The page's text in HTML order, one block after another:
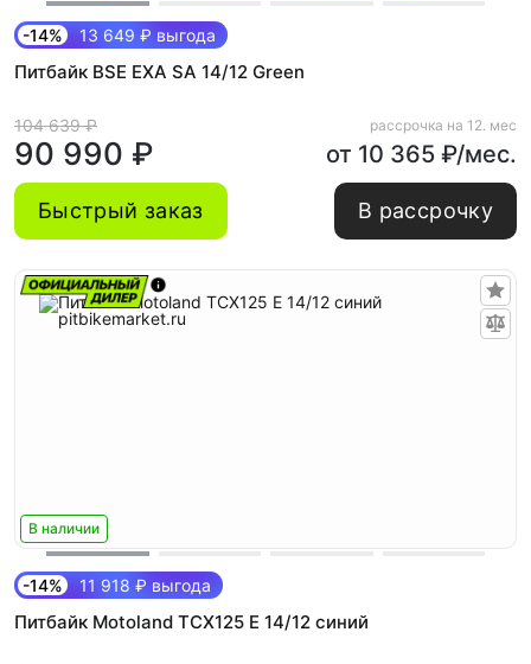
-14% 13 649 ₽ выгода
Питбайк BSE EXA SA 14/12 Green
104 639 ₽
90 990 ₽
рассрочка на 12. мес
от 10 365 ₽/мес.
Быстрый заказ В рассрочку
В наличии
-14% 11 918 ₽ выгода
Питбайк Motoland TCX125 E 14/12 синий